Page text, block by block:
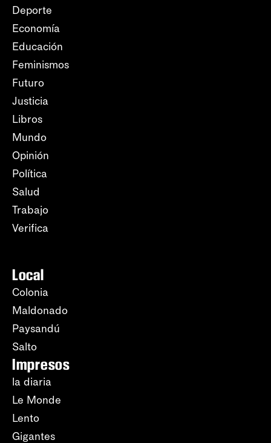
Deporte
Economía
Educación
Feminismos
Futuro
Justicia
Libros
Mundo
Opinión
Política
Salud
Trabajo
Verifica
Local
Colonia
Maldonado
Paysandú
Salto
Impresos
la diaria
Le Monde
Lento
Gigantes